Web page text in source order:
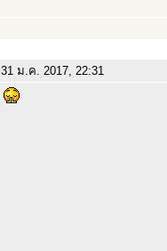
31 ม.ค. 2017, 22:31